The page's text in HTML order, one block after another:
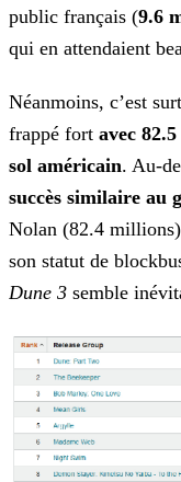
public français (9.6
qui en attendaient
Néanmoins, c’est
frappé fort avec
sol américain. Au-
succès similaire au
Nolan (82.4
son statut de
Dune 3 semble